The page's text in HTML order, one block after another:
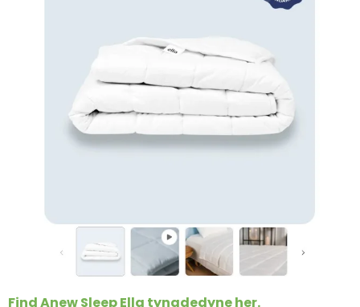
Find Anew Sleep Ella tyngdedyne her.